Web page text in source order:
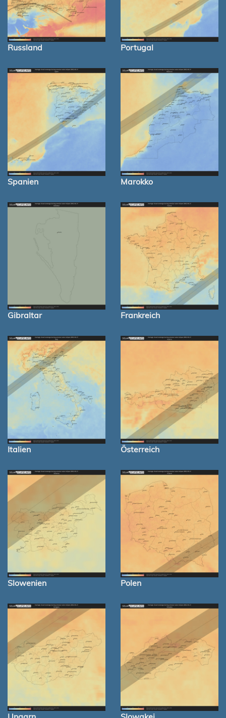
Russland Portugal
Spanien Marokko
Gibraltar Frankreich
Italien Österreich
Slowenien Polen